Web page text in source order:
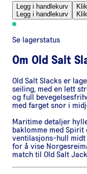
Legg i handlekurv
Legg i handlekurv
Se lagerstatus
Om Old Salt
Old Salt Slacks er
seiling, med en lett
og full
med farget snor i
Maritime detaljer
baklomme med
ventilasjons-hull
for å vise
match til Old Salt